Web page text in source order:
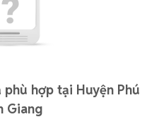
hợp tại Huyện Phú
Giang